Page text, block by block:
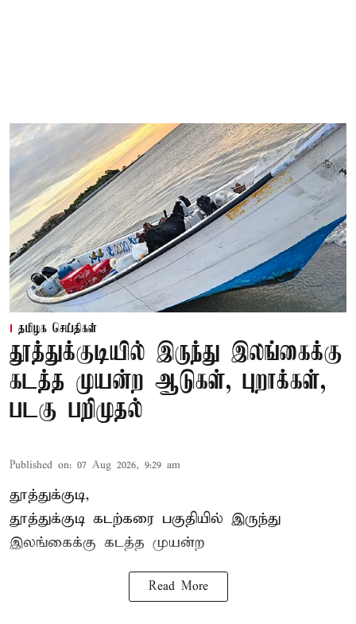
தமிழக செய்திகள்
தூத்துக்குடியில் இருந்து இலங்கைக்கு
கடத்த முயன்ற ஆடுகள், புறாக்கள்,
படகு பறிமுதல்
Published on: 07 Aug 2026, 9:29 am
தூத்துக்குடி,
தூத்துக்குடி கடற்கரை பகுதியில் இருந்து
இலங்கைக்கு கடத்த முயன்ற
Read More